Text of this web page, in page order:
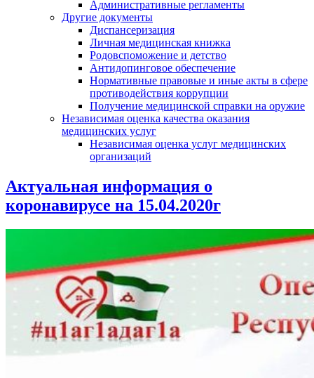
Административные регламенты
Другие документы
Диспансеризация
Личная медицинская книжка
Родовспоможение и детство
Антидопинговое обеспечение
Нормативные правовые и иные акты в сфере
противодействия коррупции
Получение медицинской справки на оружие
Независимая оценка качества оказания
медицинских услуг
Независимая оценка услуг медицинскиx
организаций
Актуальная информация о
коронавирусе на 15.04.2020г